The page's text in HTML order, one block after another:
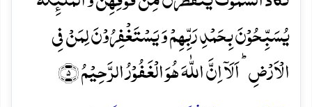
یُسَبِّحُوۡنَ بِحَمۡدِ رَبِّہِمۡ وَ یَسۡتَغۡفِرُوۡنَ لِمَنۡ فِی
الۡاَرۡضِ ؕ اَلَاۤ اِنَّ اللّٰہَ ہُوَ الۡغَفُوۡرُ الرَّحِیۡمُ ﴿۵﴾